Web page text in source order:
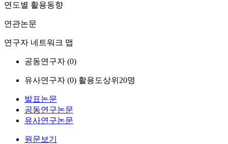
연도별 활용동향
연관논문
연구자 네트워크 맵
공동연구자 (0)
유사연구자 (0) 활용도상위20명
발표논문
공동연구논문
유사연구논문
원문보기